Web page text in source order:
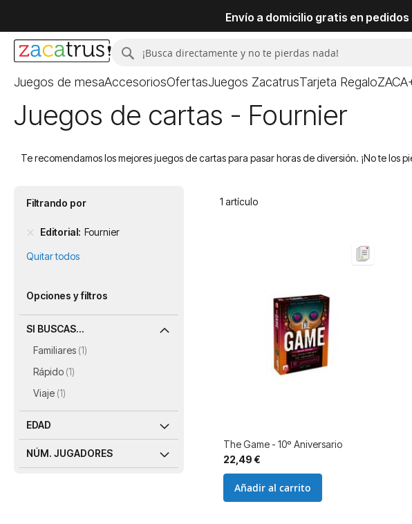
Envío a domicilio gratis en
Buscar
Juegos de mesaAccesoriosOfertasJuegos ZacatrusTarjeta Regalo
Juegos de cartas - Fournier
Te recomendamos los mejores juegos de cartas para pasar horas de diversión. ¡No te los
1 artículo
The Game - 10º Aniversario
22,49 €
Añadir al carrito
Filtrando por
Editorial Fournier
Quitar todos
Opciones y filtros
SI BUSCAS...
Familiares 1
artículo
Rápido 1
artículo
Viaje 1
artículo
EDAD
NÚM. JUGADORES